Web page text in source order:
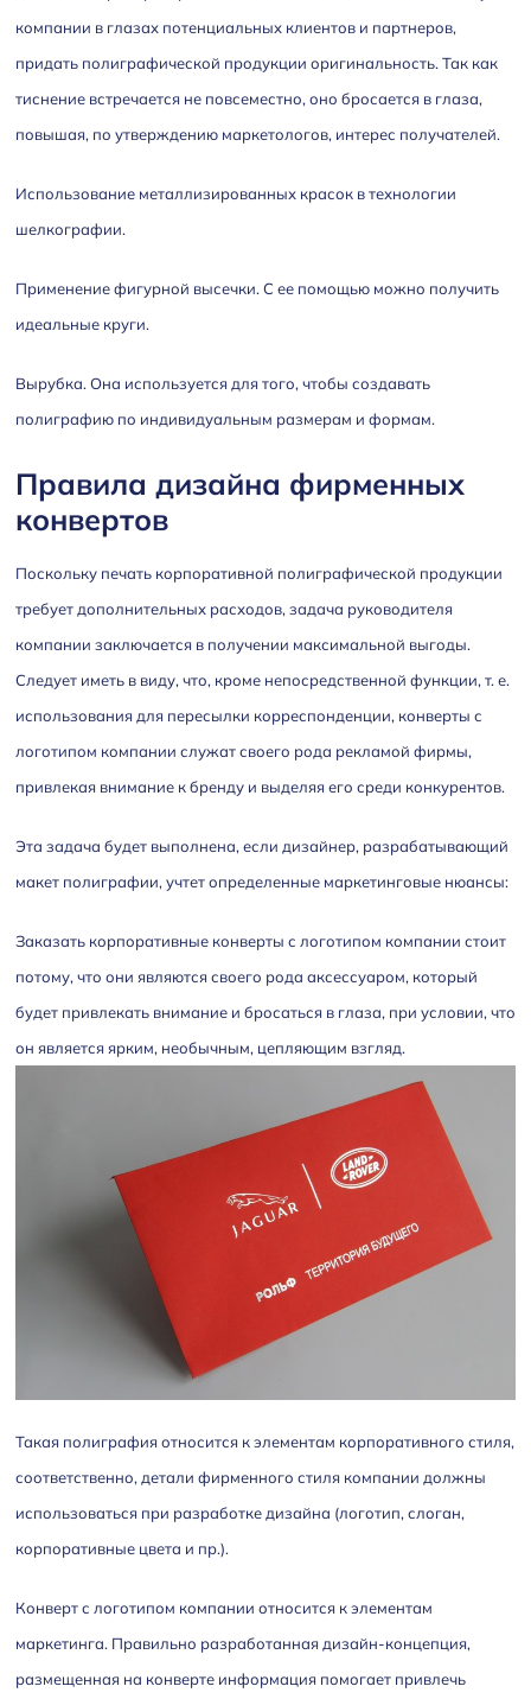
компании в глазах потенциальных клиентов и партнеров,
придать полиграфической продукции оригинальность. Так как
тиснение встречается не повсеместно, оно бросается в глаза,
повышая, по утверждению маркетологов, интерес получателей.
Использование металлизированных красок в технологии
шелкографии.
Применение фигурной высечки. С ее помощью можно получить
идеальные круги.
Вырубка. Она используется для того, чтобы создавать
полиграфию по индивидуальным размерам и формам.
Правила дизайна фирменных
конвертов
Поскольку печать корпоративной полиграфической продукции
требует дополнительных расходов, задача руководителя
компании заключается в получении максимальной выгоды.
Следует иметь в виду, что, кроме непосредственной функции, т. е.
использования для пересылки корреспонденции, конверты с
логотипом компании служат своего рода рекламой фирмы,
привлекая внимание к бренду и выделяя его среди конкурентов.
Эта задача будет выполнена, если дизайнер, разрабатывающий
макет полиграфии, учтет определенные маркетинговые нюансы:
Заказать корпоративные конверты с логотипом компании стоит
потому, что они являются своего рода аксессуаром, который
будет привлекать внимание и бросаться в глаза, при условии, что
он является ярким, необычным, цепляющим взгляд.
Такая полиграфия относится к элементам корпоративного стиля,
соответственно, детали фирменного стиля компании должны
использоваться при разработке дизайна (логотип, слоган,
корпоративные цвета и пр.).
Конверт с логотипом компании относится к элементам
маркетинга. Правильно разработанная дизайн-концепция,
размещенная на конверте информация помогает привлечь